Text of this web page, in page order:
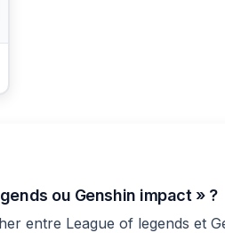
ou Genshin impact » ?
entre League of legends et